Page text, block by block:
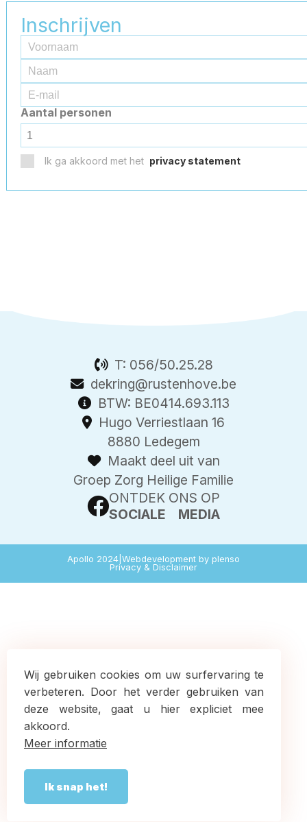
Inschrijven
Aantal personen
Ik ga akkoord met het privacy statement
T: 056/50.25.28
dekring@rustenhove.be
BTW: BE0414.693.113
Hugo Verriestlaan 16
8880 Ledegem
Maakt deel uit van
Groep Zorg Heilige Familie
ONTDEK ONS OP
SOCIALE MEDIA
Apollo 2024 Webdevelopment by plenso
Privacy & Disclaimer
Wij gebruiken cookies om uw surfervaring te
verbeteren. Door het verder gebruiken van
deze website, gaat u hier expliciet mee
akkoord.
Meer informatie
Ik snap het!